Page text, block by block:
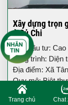
Xây dựng trọn
ở Củ Chi
Chủ đầu tư:
công trình: Diện
Địa điểm: Xã
Quy mô: Biệt
Trang chủ Chat